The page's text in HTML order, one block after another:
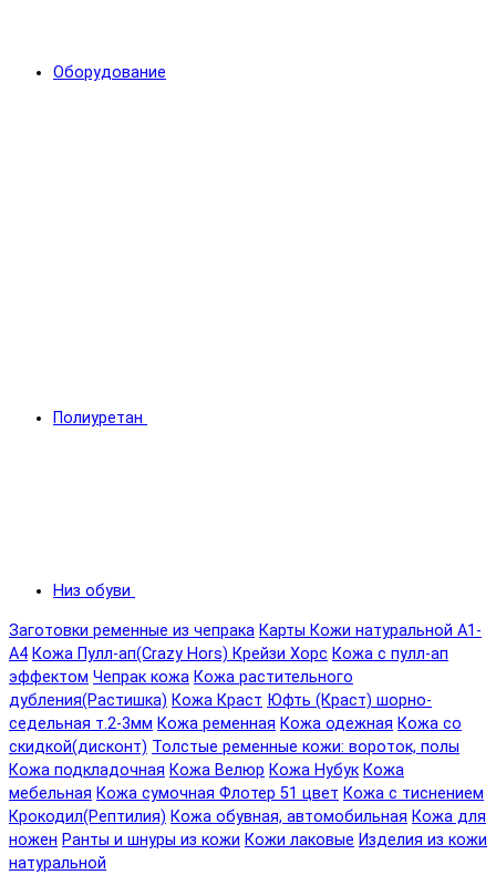
Оборудование
Полиуретан
Низ обуви
Заготовки ременные из чепрака Карты Кожи натуральной А1-
А4 Кожа Пулл-ап(Crazy Hors) Крейзи Хорс Кожа с пулл-ап
эффектом Чепрак кожа Кожа растительного
дубления(Растишка) Кожа Краст Юфть (Краст) шорно-
седельная т.2-3мм Кожа ременная Кожа одежная Кожа со
скидкой(дисконт) Толстые ременные кожи: вороток, полы
Кожа подкладочная Кожа Велюр Кожа Нубук Кожа
мебельная Кожа сумочная Флотер 51 цвет Кожа с тиснением
Крокодил(Рептилия) Кожа обувная, автомобильная Кожа для
ножен Ранты и шнуры из кожи Кожи лаковые Изделия из кожи
натуральной